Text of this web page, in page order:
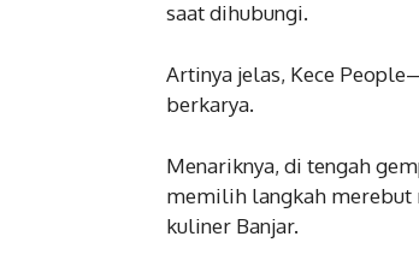
saat dihubungi.
Artinya jelas, Kece
berkarya.
Menariknya, di tengah
memilih langkah merebut
kuliner Banjar.